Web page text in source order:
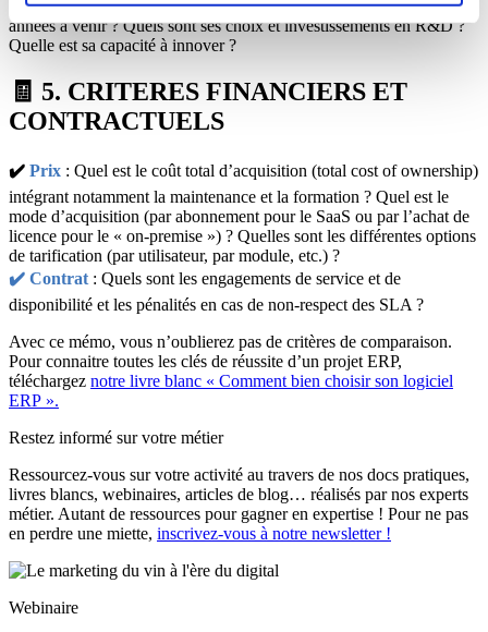
années à venir ? Quels sont ses choix et investissements en R&D ?
Quelle est sa capacité à innover ?
🧾 5. CRITERES FINANCIERS ET
CONTRACTUELS
✔️ Prix : Quel est le coût total d’acquisition (total cost of ownership)
intégrant notamment la maintenance et la formation ? Quel est le
mode d’acquisition (par abonnement pour le SaaS ou par l’achat de
licence pour le « on-premise ») ? Quelles sont les différentes options
de tarification (par utilisateur, par module, etc.) ?
✔️ Contrat : Quels sont les engagements de service et de
disponibilité et les pénalités en cas de non-respect des SLA ?
Avec ce mémo, vous n’oublierez pas de critères de comparaison.
Pour connaitre toutes les clés de réussite d’un projet ERP,
téléchargez notre livre blanc « Comment bien choisir son logiciel
ERP ».
Restez informé sur votre métier
Ressourcez-vous sur votre activité au travers de nos docs pratiques,
livres blancs, webinaires, articles de blog… réalisés par nos experts
métier. Autant de ressources pour gagner en expertise ! Pour ne pas
en perdre une miette, inscrivez-vous à notre newsletter !
Webinaire